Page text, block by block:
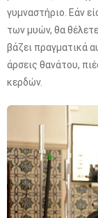
γυμναστήριο. Εάν
των μυών, θα
βάζει πραγματικά
άρσεις θανάτου,
κερδών.